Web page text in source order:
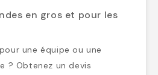
en gros et pour les
une équipe ou une
? Obtenez un devis